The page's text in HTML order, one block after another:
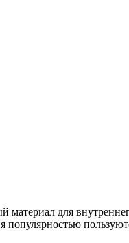
для
популярностью